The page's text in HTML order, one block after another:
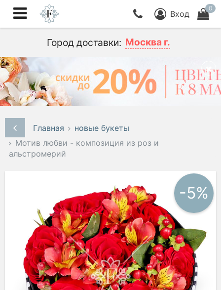
Вход
0
Город доставки: Москва г.
Главная
новые букеты
Мотив любви - композиция из роз и
альстромерий
-5%